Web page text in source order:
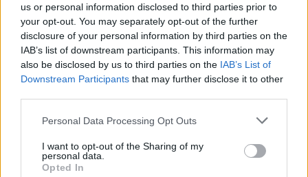
us or personal information disclosed to third parties prior to
your opt-out. You may separately opt-out of the further
disclosure of your personal information by third parties on the
IAB’s list of downstream participants. This information may
also be disclosed by us to third parties on the IAB’s List of
Downstream Participants that may further disclose it to other
Personal Data Processing Opt Outs
I want to opt-out of the Sharing of my
personal data.
Opted In
τα συμπτώματα.
Επιπλέον, η ψύξη διεγείρει την κυκλοφορία του
αίματος στο δέρμα, γεγονός που συμβάλλει στη
μείωση του πρηξίματος και του οιδήματος στο
οι πόροι και να βελτιωθεί ο τόνος του δέρματος,
κάνοντας το δέρμα να φαίνεται πιο λείο, σφιχτό
και λαμπερό.